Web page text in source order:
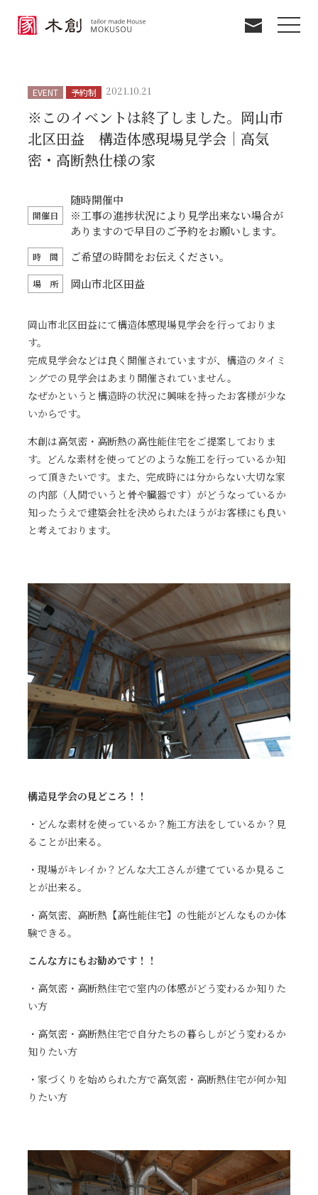
メニ
EVENT 予約制 2021.10.21
※このイベントは終了しました。岡山市
北区田益 構造体感現場見学会｜高気
密・高断熱仕様の家
開催日
随時開催中
※工事の進捗状況により見学出来ない場合が
ありますので早目のご予約をお願いします。
時 間 ご希望の時間をお伝えください。
場 所 岡山市北区田益
岡山市北区田益にて構造体感現場見学会を行っておりま
す。
完成見学会などは良く開催されていますが、構造のタイミ
ングでの見学会はあまり開催されていません。
なぜかというと構造時の状況に興味を持ったお客様が少な
いからです。
木創は高気密・高断熱の高性能住宅をご提案しておりま
す。どんな素材を使ってどのような施工を行っているか知
って頂きたいです。また、完成時には分からない大切な家
の内部（人間でいうと骨や臓器です）がどうなっているか
知ったうえで建築会社を決められたほうがお客様にも良い
と考えております。
構造見学会の見どころ！！
・どんな素材を使っているか？施工方法をしているか？見
ることが出来る。
・現場がキレイか？どんな大工さんが建てているか見るこ
とが出来る。
・高気密、高断熱【高性能住宅】の性能がどんなものか体
験できる。
こんな方にもお勧めです！！
・高気密・高断熱住宅で室内の体感がどう変わるか知りた
い方
・高気密・高断熱住宅で自分たちの暮らしがどう変わるか
知りたい方
・家づくりを始められた方で高気密・高断熱住宅が何か知
りたい方